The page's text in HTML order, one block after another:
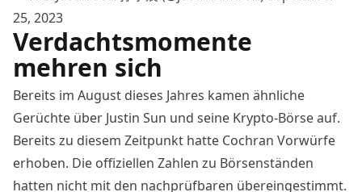
25, 2023
Verdachtsmomente
mehren sich
Bereits im August dieses Jahres kamen ähnliche
Gerüchte über Justin Sun und seine Krypto-Börse auf.
Bereits zu diesem Zeitpunkt hatte Cochran Vorwürfe
erhoben. Die offiziellen Zahlen zu Börsenständen
hatten nicht mit den nachprüfbaren übereingestimmt.